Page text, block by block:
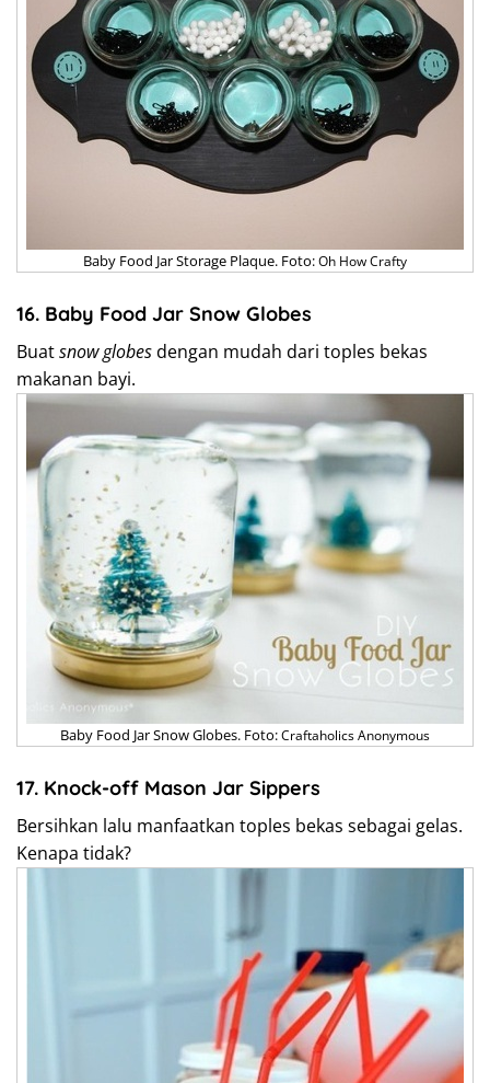
Baby Food Jar Storage Plaque. Foto:Oh How Crafty
16. Baby Food Jar Snow Globes
Buatsnow globesdengan mudah dari toples bekas
makanan bayi.
Baby Food Jar Snow Globes. Foto:Craftaholics Anonymous
17. Knock-off Mason Jar Sippers
Bersihkan lalu manfaatkan toples bekas sebagai gelas.
Kenapa tidak?